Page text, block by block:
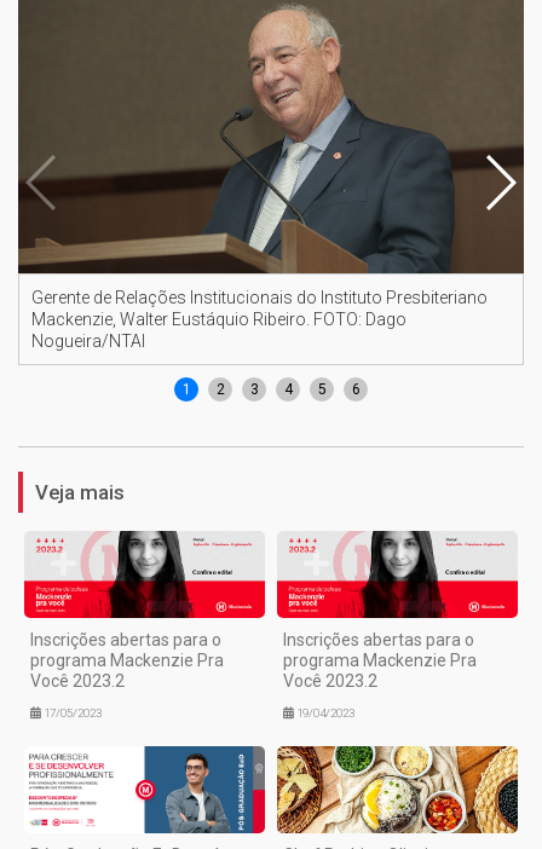
Gerente de Relações Institucionais do Instituto Presbiteriano
Mackenzie, Walter Eustáquio Ribeiro. FOTO: Dago
Nogueira/NTAI
1 2 3 4 5 6
Veja mais
Inscrições abertas para o
programa Mackenzie Pra
Você 2023.2
17/05/2023
Inscrições abertas para o
programa Mackenzie Pra
Você 2023.2
19/04/2023